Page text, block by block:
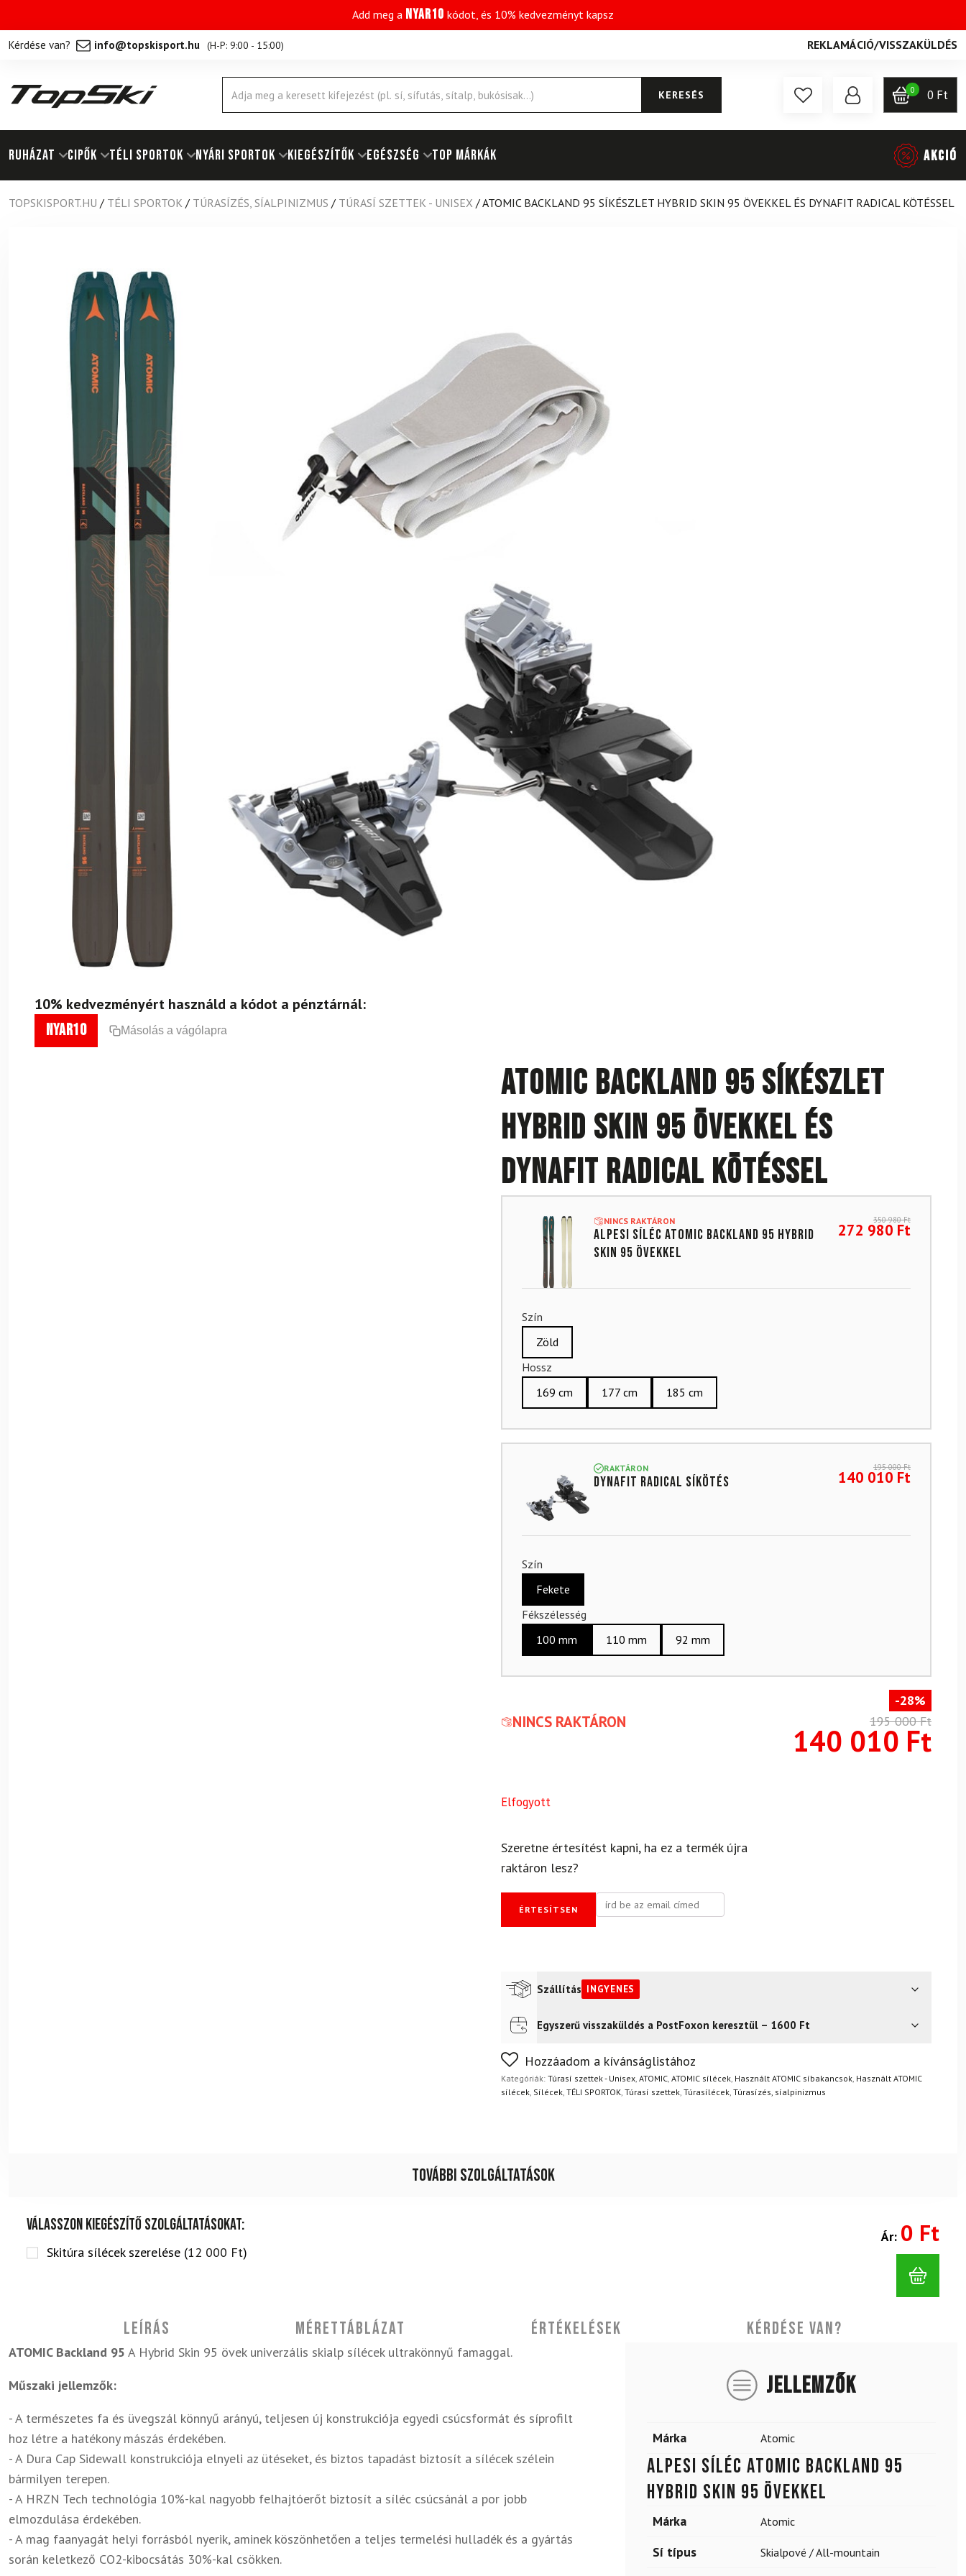
Add meg a NYAR10 kódot, és 10% kedvezményt kapsz
Kérdése van? info@topskisport.hu (H-P: 9:00 - 15:00) REKLAMÁCIÓ/VISSZAKÜLDÉS
Products
search
KERESÉS 0 0 Ft
RUHÁZAT Cipők TÉLI SPORTOK NYÁRI SPORTOK KIEGÉSZÍTŐK EGÉSZSÉG Top márkák AKCIÓ
TOPSKISPORT.HU / TÉLI SPORTOK / TÚRASÍZÉS, SÍALPINIZMUS / TÚRASÍ SZETTEK - UNISEX /ATOMIC BACKLAND 95 SÍKÉSZLET HYBRID SKIN 95 ÖVEKKEL ÉS DYNAFIT RADICAL KÖTÉSSEL
10% kedvezményért használd a kódot a pénztárnál:
nyar10 Másolás a vágólapra
ATOMIC Backland 95 síkészlet
Hybrid Skin 95 övekkel és
DYNAFIT Radical kötéssel
NINCS RAKTÁRON
Alpesi síléc ATOMIC Backland 95 Hybrid
Skin 95 övekkel
350 980Ft
272 980 Ft
Szín
Zöld
Hossz
169 cm
177 cm 185 cm
RAKTÁRON
DYNAFIT Radical síkötés
195 000Ft
140 010 Ft
Szín
Fekete
Fékszélesség
100 mm
110 mm 92 mm
NINCS RAKTÁRON
-28%
195 000Ft
140 010 Ft
Elfogyott
Szeretne értesítést kapni, ha ez a termék újra
raktáron lesz?
ÉRTESÍTSEN
Szállítás INGYENES
Futár a címreIngyenes
Egyszerű visszaküldés a PostFoxon keresztül – 1600 Ft
Nem biztos a választásában? Semmi gond – a terméket egyszerűen visszaküldheti 14
napon belül, indoklás nélkül.Mik a visszaküldés feltételei?
Hozzáadom a kívánságlistához
Kategóriák: Túrasí szettek - Unisex, ATOMIC, ATOMIC sílécek, Használt ATOMIC síbakancsok, Használt ATOMIC
sílécek, Sílécek, TÉLI SPORTOK, Túrasí szettek, Túrasílécek, Túrasízés, síalpinizmus
További szolgáltatások
Válasszon kiegészítő szolgáltatásokat:
Skitúra sílécek szerelése (12 000 Ft)
Ár: 0 Ft
Leírás Mérettáblázat Értékelések Kérdése van?
ATOMIC Backland 95 A Hybrid Skin 95 övek univerzális skialp sílécek ultrakönnyű famaggal.
Műszaki jellemzők:
- A természetes fa és üvegszál könnyű arányú, teljesen új konstrukciója egyedi csúcsformát és síprofilt
hoz létre a hatékony mászás érdekében.
- A Dura Cap Sidewall konstrukciója elnyeli az ütéseket, és biztos tapadást biztosít a sílécek szélein
bármilyen terepen.
- A HRZN Tech technológia 10%-kal nagyobb felhajtóerőt biztosít a síléc csúcsánál a por jobb
elmozdulása érdekében.
- A mag faanyagát helyi forrásból nyerik, aminek köszönhetően a teljes termelési hulladék és a gyártás
során keletkező CO2-kibocsátás 30%-kal csökken.
JELLEMZŐK
Márka Atomic
Alpesi síléc ATOMIC Backland 95
Hybrid Skin 95 övekkel
Márka Atomic
Sí típus Skialpové / All-mountain